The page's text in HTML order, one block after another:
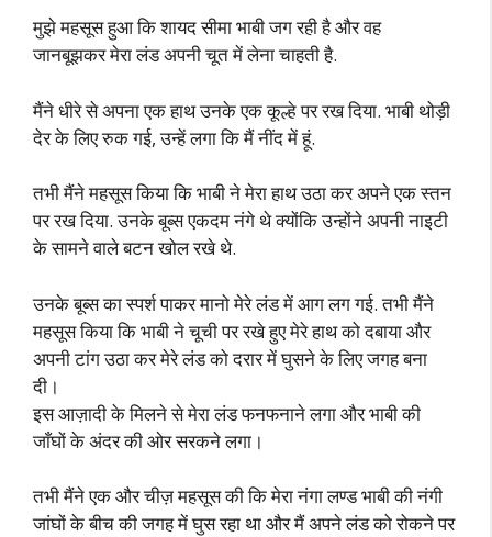
मुझे महसूस हुआ कि शायद सीमा भाबी जग रही है और वह
जानबूझकर मेरा लंड अपनी चूत में लेना चाहती है.
मैंने धीरे से अपना एक हाथ उनके एक कूल्हे पर रख दिया. भाबी थोड़ी
देर के लिए रुक गई, उन्हें लगा कि मैं नींद में हूं.
तभी मैंने महसूस किया कि भाबी ने मेरा हाथ उठा कर अपने एक स्तन
पर रख दिया. उनके बूब्स एकदम नंगे थे क्योंकि उन्होंने अपनी नाइटी
के सामने वाले बटन खोल रखे थे.
उनके बूब्स का स्पर्श पाकर मानो मेरे लंड में आग लग गई. तभी मैंने
महसूस किया कि भाबी ने चूची पर रखे हुए मेरे हाथ को दबाया और
अपनी टांग उठा कर मेरे लंड को दरार में घुसने के लिए जगह बना
दी।
इस आज़ादी के मिलने से मेरा लंड फनफनाने लगा और भाबी की
जाँघों के अंदर की ओर सरकने लगा।
तभी मैंने एक और चीज़ महसूस की कि मेरा नंगा लण्ड भाबी की नंगी
जांघों के बीच की जगह में घुस रहा था और मैं अपने लंड को रोकने पर